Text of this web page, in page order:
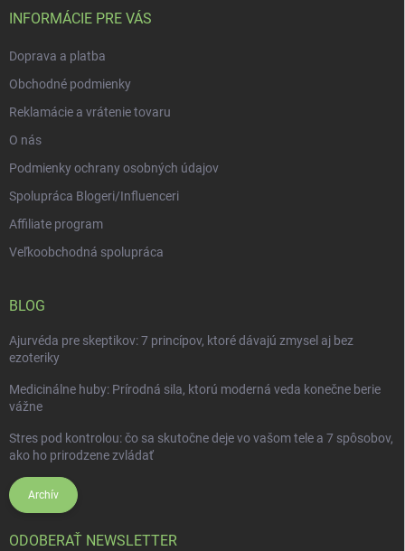
INFORMÁCIE PRE VÁS
Doprava a platba
Obchodné podmienky
Reklamácie a vrátenie tovaru
O nás
Podmienky ochrany osobných údajov
Spolupráca Blogeri/Influenceri
Affiliate program
Veľkoobchodná spolupráca
BLOG
Ajurvéda pre skeptikov: 7 princípov, ktoré dávajú zmysel aj bez
ezoteriky
Medicinálne huby: Prírodná sila, ktorú moderná veda konečne berie
vážne
Stres pod kontrolou: čo sa skutočne deje vo vašom tele a 7 spôsobov,
ako ho prirodzene zvládať
Archív
ODOBERAŤ NEWSLETTER